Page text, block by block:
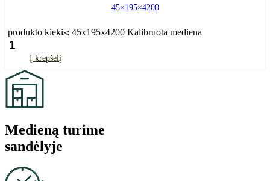
45×195×4200
produkto kiekis: 45x195x4200 Kalibruota mediena
Į krepšelį
Medieną turime
sandėlyje